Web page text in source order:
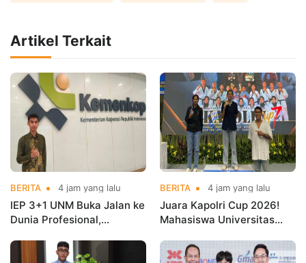
Artikel Terkait
BERITA 4 jam yang lalu
IEP 3+1 UNM Buka Jalan ke
Dunia Profesional,
Kementerian Koperasi
BERITA 4 jam yang lalu
Juara Kapolri Cup 2026!
Mahasiswa Universitas
Nama Kampus di Kejurnas